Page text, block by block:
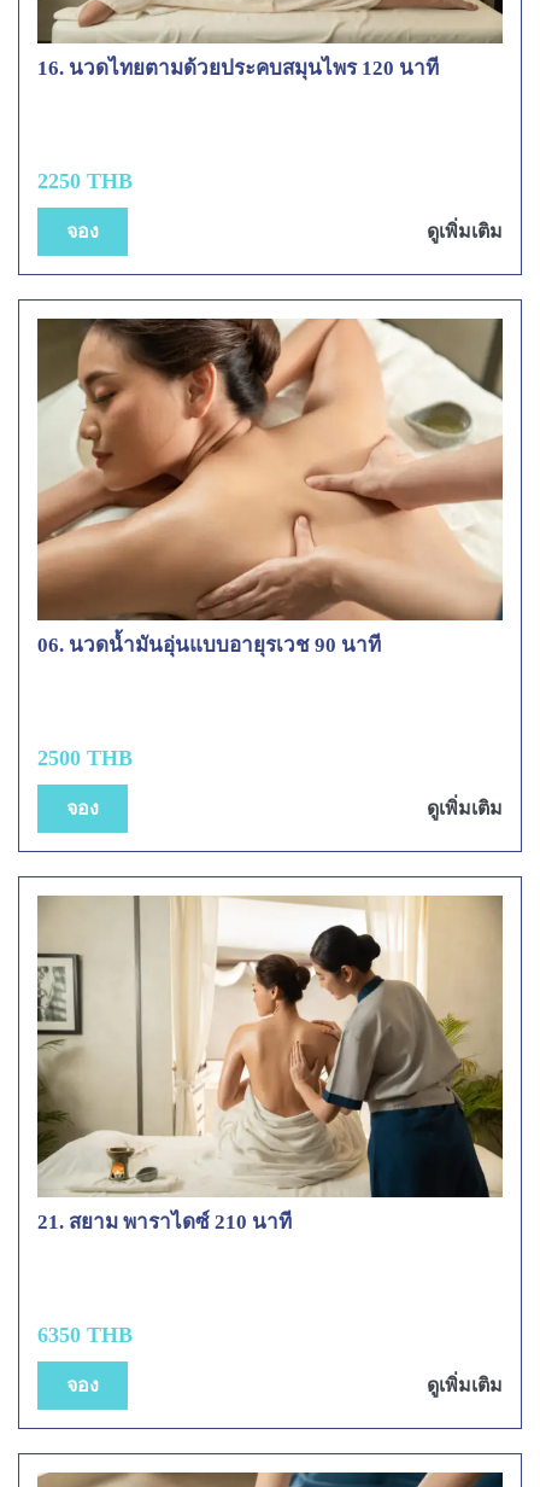
16. นวดไทยตามด้วยประคบสมุนไพร 120 นาที
2250 THB
จอง ดูเพิ่มเติม
06. นวดน้ำมันอุ่นแบบอายุรเวช 90 นาที
2500 THB
จอง ดูเพิ่มเติม
21. สยาม พาราไดซ์ 210 นาที
6350 THB
จอง ดูเพิ่มเติม